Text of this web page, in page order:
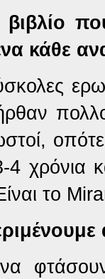
βιβλίο
κάθε
4 χρόνια
το